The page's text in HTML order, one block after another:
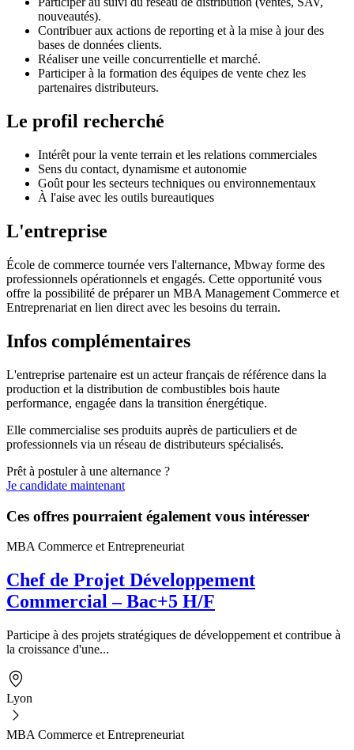
nouveautés).
Contribuer aux actions de reporting et à la mise à jour des
bases de données clients.
Réaliser une veille concurrentielle et marché.
Participer à la formation des équipes de vente chez les
partenaires distributeurs.
Le profil recherché
Intérêt pour la vente terrain et les relations commerciales
Sens du contact, dynamisme et autonomie
Goût pour les secteurs techniques ou environnementaux
À l'aise avec les outils bureautiques
L'entreprise
École de commerce tournée vers l'alternance, Mbway forme des
professionnels opérationnels et engagés. Cette opportunité vous
offre la possibilité de préparer un MBA Management Commerce et
Entreprenariat en lien direct avec les besoins du terrain.
Infos complémentaires
L'entreprise partenaire est un acteur français de référence dans la
production et la distribution de combustibles bois haute
performance, engagée dans la transition énergétique.
Elle commercialise ses produits auprès de particuliers et de
professionnels via un réseau de distributeurs spécialisés.
Prêt à postuler à une alternance ?
Je candidate maintenant
Ces offres pourraient également vous intéresser
MBA Commerce et Entrepreneuriat
Chef de Projet Développement
Commercial – Bac+5 H/F
Participe à des projets stratégiques de développement et contribue à
la croissance d'une...
Lyon
MBA Commerce et Entrepreneuriat